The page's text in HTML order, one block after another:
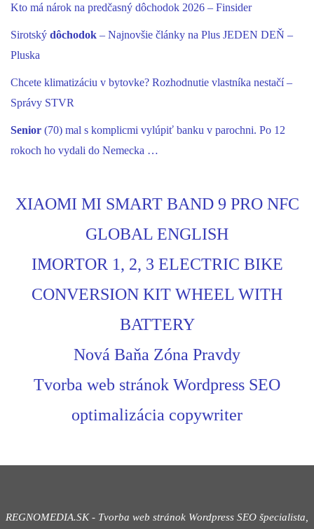
Kto má nárok na predčasný dôchodok 2026 – Finsider
Sirotský dôchodok – Najnovšie články na Plus JEDEN DEŇ –
Pluska
Chcete klimatizáciu v bytovke? Rozhodnutie vlastníka nestačí –
Správy STVR
Senior (70) mal s komplicmi vylúpiť banku v parochni. Po 12
rokoch ho vydali do Nemecka …
XIAOMI MI SMART BAND 9 PRO NFC
GLOBAL ENGLISH
IMORTOR 1, 2, 3 ELECTRIC BIKE
CONVERSION KIT WHEEL WITH
BATTERY
Nová Baňa Zóna Pravdy
Tvorba web stránok Wordpress SEO
optimalizácia copywriter
REGNOMEDIA.SK - Tvorba web stránok Wordpress SEO špecialista,